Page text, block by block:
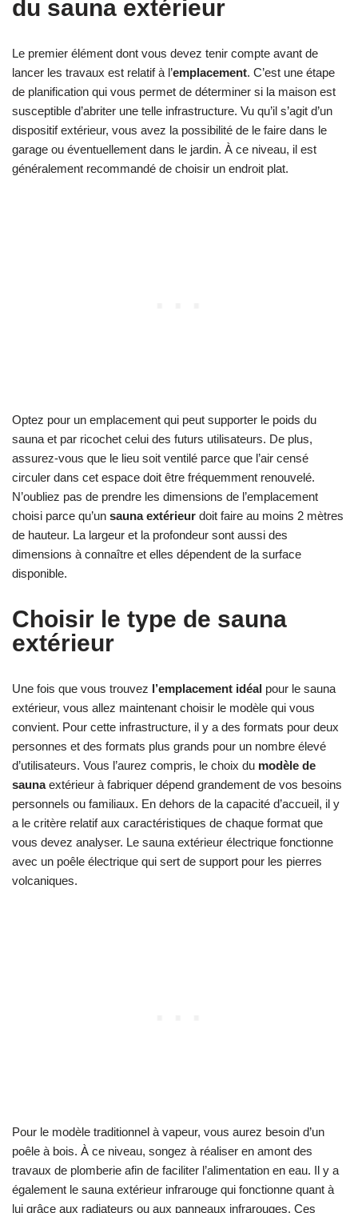
du sauna extérieur
Le premier élément dont vous devez tenir compte avant de
lancer les travaux est relatif à l’emplacement. C’est une étape
de planification qui vous permet de déterminer si la maison est
susceptible d’abriter une telle infrastructure. Vu qu’il s’agit d’un
dispositif extérieur, vous avez la possibilité de le faire dans le
garage ou éventuellement dans le jardin. À ce niveau, il est
généralement recommandé de choisir un endroit plat.
Optez pour un emplacement qui peut supporter le poids du
sauna et par ricochet celui des futurs utilisateurs. De plus,
assurez-vous que le lieu soit ventilé parce que l’air censé
circuler dans cet espace doit être fréquemment renouvelé.
N’oubliez pas de prendre les dimensions de l’emplacement
choisi parce qu’un sauna extérieur doit faire au moins 2 mètres
de hauteur. La largeur et la profondeur sont aussi des
dimensions à connaître et elles dépendent de la surface
disponible.
Choisir le type de sauna
extérieur
Une fois que vous trouvez l’emplacement idéal pour le sauna
extérieur, vous allez maintenant choisir le modèle qui vous
convient. Pour cette infrastructure, il y a des formats pour deux
personnes et des formats plus grands pour un nombre élevé
d’utilisateurs. Vous l’aurez compris, le choix du modèle de
saunaextérieur à fabriquer dépend grandement de vos besoins
personnels ou familiaux. En dehors de la capacité d’accueil, il y
a le critère relatif aux caractéristiques de chaque format que
vous devez analyser. Le sauna extérieur électrique fonctionne
avec un poêle électrique qui sert de support pour les pierres
volcaniques.
Pour le modèle traditionnel à vapeur, vous aurez besoin d’un
poêle à bois. À ce niveau, songez à réaliser en amont des
travaux de plomberie afin de faciliter l’alimentation en eau. Il y a
également le sauna extérieur infrarouge qui fonctionne quant à
lui grâce aux radiateurs ou aux panneaux infrarouges. Ces